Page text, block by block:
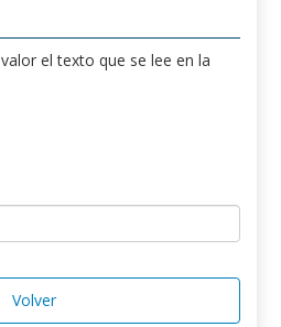
el texto que se lee en la
Volver